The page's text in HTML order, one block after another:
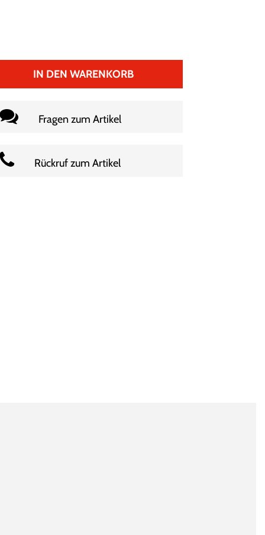
IN DEN WARENKORB
Fragen zum Artikel
Rückruf zum Artikel